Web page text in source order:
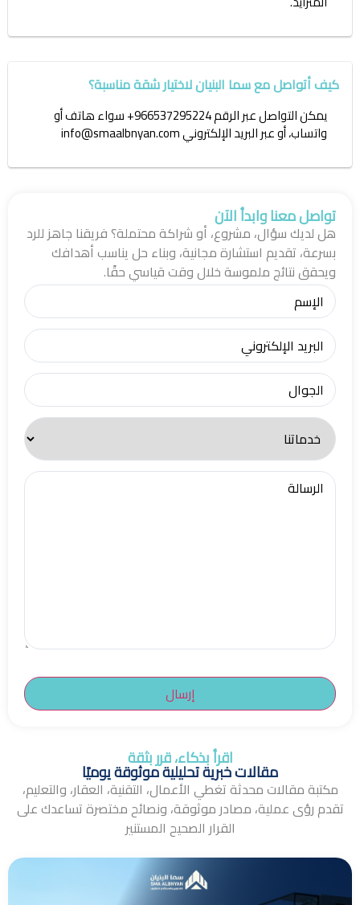
كيف أتواصل مع سما البنيان لاختيار شقة مناسبة؟
يمكن التواصل عبر الرقم 966537295224+ سواء هاتف أو
واتساب، أو عبر البريد الإلكتروني info@smaalbnyan.com
تواصل معنا وابدأ الآن
هل لديك سؤال، مشروع، أو شراكة محتملة؟ فريقنا جاهز للرد
بسرعة، تقديم استشارة مجانية، وبناء حل يناسب أهدافك
ويحقق نتائج ملموسة خلال وقت قياسي حقًا.
اقرأ بذكاء، قرر بثقة
مقالات خبرية تحليلية موثوقة يوميًا
مكتبة مقالات محدثة تغطي الأعمال، التقنية، العقار، والتعليم،
تقدم رؤى عملية، مصادر موثوقة، ونصائح مختصرة تساعدك على
القرار الصحيح المستنير